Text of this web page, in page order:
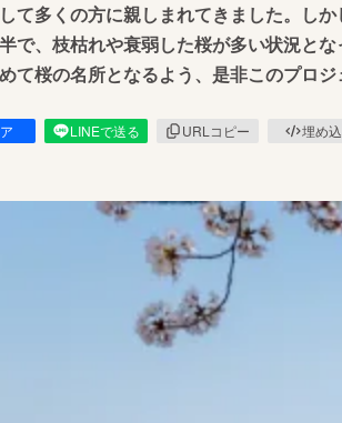
て多くの方に親しまれてきました。し
で、枝枯れや衰弱した桜が多い状況と
て桜の名所となるよう、是非このプロ
LINEで送る URLコピー 埋め